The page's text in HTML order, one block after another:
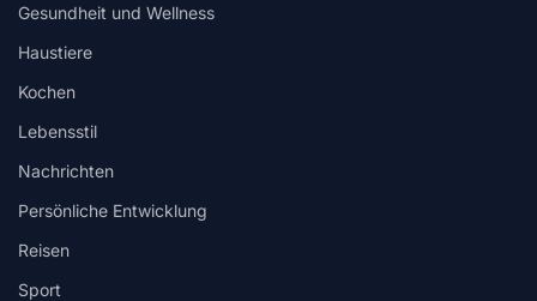
Gesundheit und Wellness
Haustiere
Kochen
Lebensstil
Nachrichten
Persönliche Entwicklung
Reisen
Sport